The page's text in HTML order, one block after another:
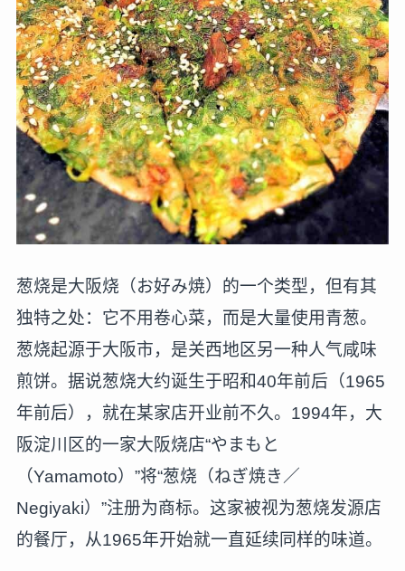
葱烧是大阪烧（お好み焼）的一个类型，但有其
独特之处：它不用卷心菜，而是大量使用青葱。
葱烧起源于大阪市，是关西地区另一种人气咸味
煎饼。据说葱烧大约诞生于昭和40年前后（1965
年前后），就在某家店开业前不久。1994年，大
阪淀川区的一家大阪烧店“やまもと
（Yamamoto）”将“葱烧（ねぎ焼き／
Negiyaki）”注册为商标。这家被视为葱烧发源店
的餐厅，从1965年开始就一直延续同样的味道。